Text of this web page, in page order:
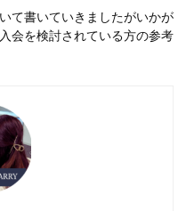
て書いていきましたがいかが
会を検討されている方の参考